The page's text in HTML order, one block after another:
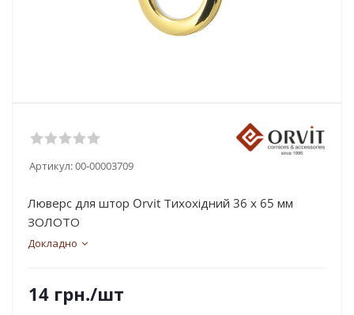
Артикул:00-00003709
Люверс для штор Orvit Тихохідний 36 х 65 мм
ЗОЛОТО
Докладно
14 грн./шт